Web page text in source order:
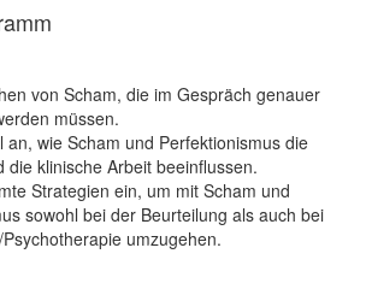
von Scham, die im Gespräch genauer
müssen.
an, wie Scham und Perfektionismus die
die klinische Arbeit beeinflussen.
Strategien ein, um mit Scham und
sowohl bei der Beurteilung als auch bei
umzugehen.